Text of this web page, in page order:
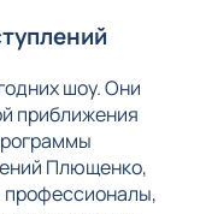
шоу. Они
приближения
Плющенко,
профессионалы,